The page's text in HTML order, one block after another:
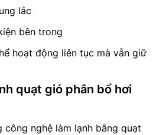
lắc
bên trong
hoạt động liên tục mà vẫn giữ
quạt gió phân bổ hơi
công nghệ làm lạnh bằng quạt